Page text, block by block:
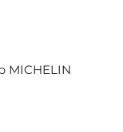
MICHELIN